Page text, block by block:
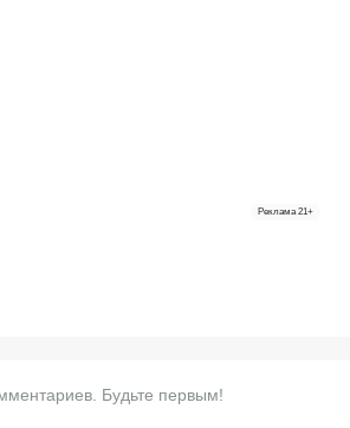
Реклама 21+
Будьте первым!